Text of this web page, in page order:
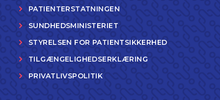
PATIENTERSTATNINGEN
SUNDHEDSMINISTERIET
STYRELSEN FOR PATIENTSIKKERHED
TILGÆNGELIGHEDSERKLÆRING
PRIVATLIVSPOLITIK